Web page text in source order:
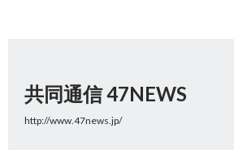
共同通信 47NEWS
http://www.47news.jp/